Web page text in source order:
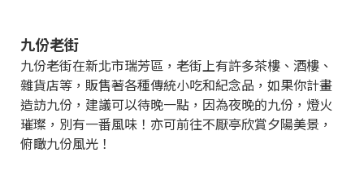
九份老街
九份老街在新北市瑞芳區，老街上有許多茶樓、酒樓、
雜貨店等，販售著各種傳統小吃和紀念品，如果你計畫
造訪九份，建議可以待晚一點，因為夜晚的九份，燈火
璀璨，別有一番風味！亦可前往不厭亭欣賞夕陽美景，
俯瞰九份風光！